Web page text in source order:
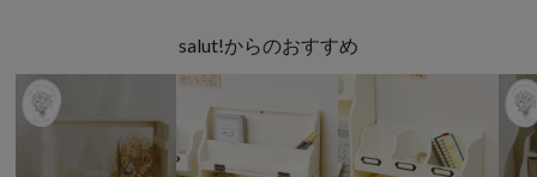
salut!からのおすすめ